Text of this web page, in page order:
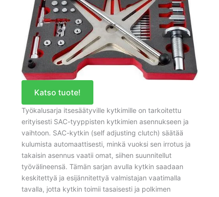
Katso tuote!
Työkalusarja itsesäätyville kytkimille on tarkoitettu
erityisesti SAC-tyyppisten kytkimien asennukseen ja
vaihtoon. SAC-kytkin (self adjusting clutch) säätää
kulumista automaattisesti, minkä vuoksi sen irrotus ja
takaisin asennus vaatii omat, siihen suunnitellut
työvälineensä. Tämän sarjan avulla kytkin saadaan
keskitettyä ja esijännitettyä valmistajan vaatimalla
tavalla, jotta kytkin toimii tasaisesti ja polkimen